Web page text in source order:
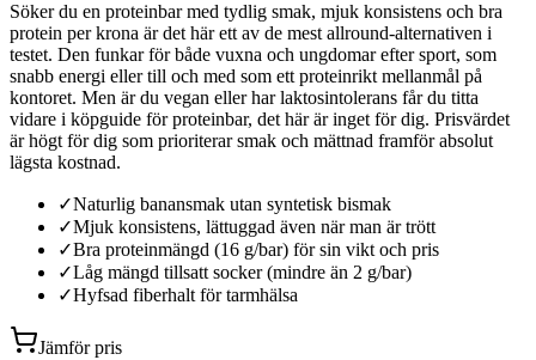
Söker du en proteinbar med tydlig smak, mjuk konsistens och bra
protein per krona är det här ett av de mest allround-alternativen i
testet. Den funkar för både vuxna och ungdomar efter sport, som
snabb energi eller till och med som ett proteinrikt mellanmål på
kontoret. Men är du vegan eller har laktosintolerans får du titta
vidare i köpguide för proteinbar, det här är inget för dig. Prisvärdet
är högt för dig som prioriterar smak och mättnad framför absolut
lägsta kostnad.
✓Naturlig banansmak utan syntetisk bismak
✓Mjuk konsistens, lättuggad även när man är trött
✓Bra proteinmängd (16 g/bar) för sin vikt och pris
✓Låg mängd tillsatt socker (mindre än 2 g/bar)
✓Hyfsad fiberhalt för tarmhälsa
Jämför pris